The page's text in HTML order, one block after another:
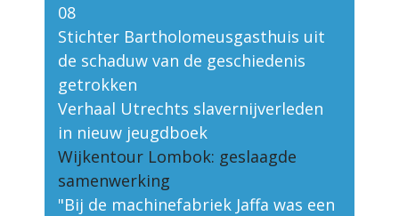
08
Stichter Bartholomeusgasthuis uit
de schaduw van de geschiedenis
getrokken
Verhaal Utrechts slavernijverleden
in nieuw jeugdboek
Wijkentour Lombok: geslaagde
samenwerking
"Bij de machinefabriek Jaffa was een